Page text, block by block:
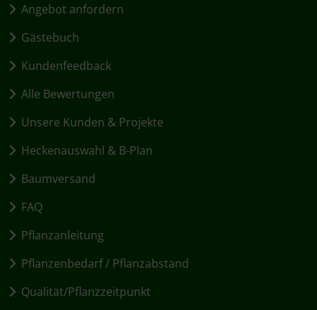
Angebot anfordern
Gästebuch
Kundenfeedback
Alle Bewertungen
Unsere Kunden & Projekte
Heckenauswahl & B-Plan
Baumversand
FAQ
Pflanzanleitung
Pflanzenbedarf / Pflanzabstand
Qualität/Pflanzzeitpunkt